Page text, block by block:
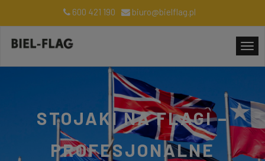
600 421 190 biuro@bielflag.pl
STOJAKI NA FLAGI –
PROFESJONALNE